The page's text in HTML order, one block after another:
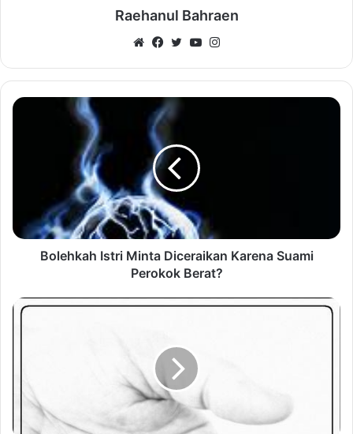
Raehanul Bahraen
WebsiteFacebook
TwitterYouTube
Bolehkah Istri Minta Diceraikan Karena Suami
Perokok Berat?